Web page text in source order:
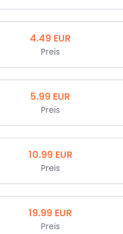
4.49 EUR
Preis
5.99 EUR
Preis
10.99 EUR
Preis
19.99 EUR
Preis